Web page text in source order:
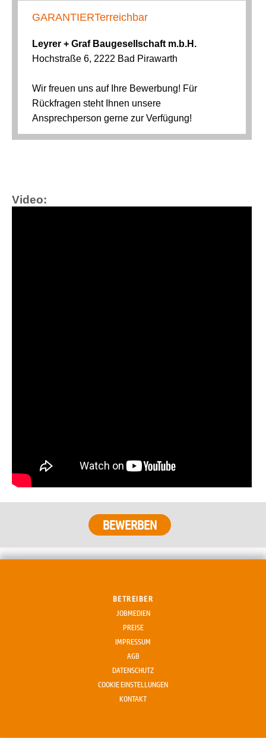
Video:
BETREIBER
JOBMEDIEN
PREISE
IMPRESSUM
AGB
DATENSCHUTZ
COOKIE EINSTELLUNGEN
KONTAKT